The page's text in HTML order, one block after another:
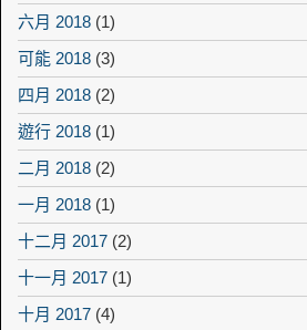
六月 2018 (1)
可能 2018 (3)
四月 2018 (2)
遊行 2018 (1)
二月 2018 (2)
一月 2018 (1)
十二月 2017 (2)
十一月 2017 (1)
十月 2017 (4)